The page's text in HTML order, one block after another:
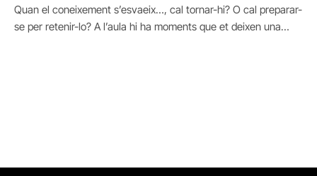
Quan el coneixement s’esvaeix…, cal tornar-hi? O cal preparar-
se per retenir-lo? A l’aula hi ha moments que et deixen una…